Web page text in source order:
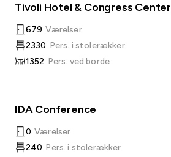
Tivoli Hotel & Congress Center
679 Værelser
2330 Pers. i stolerækker
1352 Pers. ved borde
IDA Conference
0 Værelser
240 Pers. i stolerækker